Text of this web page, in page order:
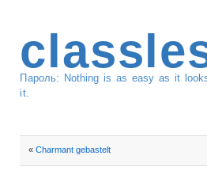
Пароль: Nothing is as easy as it
it.
«Charmant gebastelt